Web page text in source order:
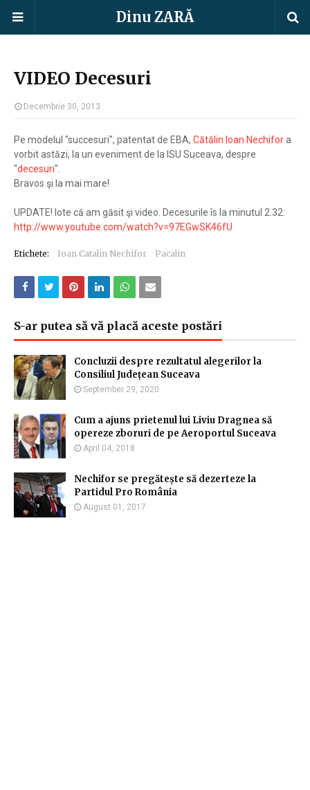
Dinu ZARĂ
VIDEO Decesuri
Decembrie 30, 2013
Pe modelul "succesuri", patentat de EBA, Cătălin Ioan Nechifora
vorbit astăzi, la un eveniment de la ISU Suceava, despre
"decesuri".
Bravos şi la mai mare!
UPDATE! Iote că am găsit şi video. Decesurile îs la minutul 2.32:
http://www.youtube.com/watch?v=97EGwSK46fU
Etichete: Ioan Catalin Nechifor Pacalin
S-ar putea să vă placă aceste postări
Concluzii despre rezultatul alegerilor la
Consiliul Județean Suceava
September 29, 2020
Cum a ajuns prietenul lui Liviu Dragnea să
opereze zboruri de pe Aeroportul Suceava
April 04, 2018
Nechifor se pregătește să dezerteze la
Partidul Pro România
August 01, 2017